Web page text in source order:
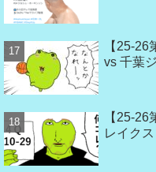
【25-
vs 千葉
【25-
レイク